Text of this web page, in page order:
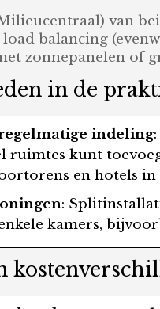
van
balancing
zonnepanelen of
in de
indeling
ruimtes kunt
en hotels
:
kamers,